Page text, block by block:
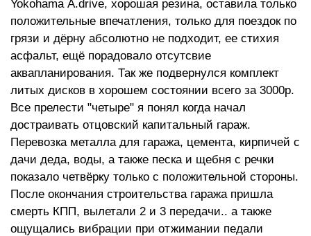
Yokohama А.drive, хорошая резина, оставила только
положительные впечатления, только для поездок по
грязи и дёрну абсолютно не подходит, ее стихия
асфальт, ещё порадовало отсутсвие
аквапланирования. Так же подвернулся комплект
литых дисков в хорошем состоянии всего за 3000р.
Все прелести "четыре" я понял когда начал
достраивать отцовский капитальный гараж.
Перевозка металла для гаража, цемента, кирпичей с
дачи деда, воды, а также песка и щебня с речки
показало четвёрку только с положительной стороны.
После окончания строительства гаража пришла
смерть КПП, вылетали 2 и 3 передачи.. а также
ощущались вибрации при отжимании педали